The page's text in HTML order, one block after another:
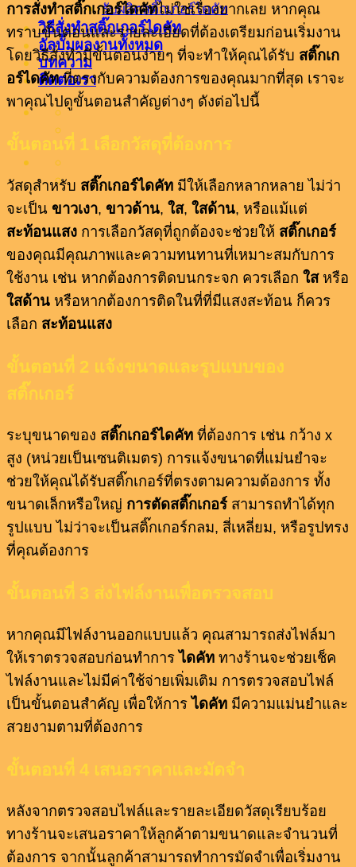
รับผลิตสติ๊กเกอร์ไดคัท
วิธีสั่งทำสติ๊กเกอร์ไดคัท
อัลบั้มผลงานทั้งหมด
บทความ
ติดต่อเรา
การสั่งทำสติ๊กเกอร์ไดคัทไม่ใช่เรื่องยากเลย หากคุณ
ทราบขั้นตอนและรายละเอียดที่ต้องเตรียมก่อนเริ่มงาน
โดยวิธีสั่งทำมีขั้นตอนง่ายๆ ที่จะทำให้คุณได้รับ สติ๊กเก
อร์ไดคัทที่ตรงกับความต้องการของคุณมากที่สุด เราจะ
พาคุณไปดูขั้นตอนสำคัญต่างๆ ดังต่อไปนี้
ขั้นตอนที่ 1 เลือกวัสดุที่ต้องการ
วัสดุสำหรับ สติ๊กเกอร์ไดคัท มีให้เลือกหลากหลาย ไม่ว่า
จะเป็น ขาวเงา, ขาวด้าน, ใส, ใสด้าน, หรือแม้แต่
สะท้อนแสง การเลือกวัสดุที่ถูกต้องจะช่วยให้ สติ๊กเกอร์
ของคุณมีคุณภาพและความทนทานที่เหมาะสมกับการ
ใช้งาน เช่น หากต้องการติดบนกระจก ควรเลือก ใสหรือ
ใสด้าน หรือหากต้องการติดในที่ที่มีแสงสะท้อน ก็ควร
เลือก สะท้อนแสง
ขั้นตอนที่ 2 แจ้งขนาดและรูปแบบของ
สติ๊กเกอร์
ระบุขนาดของ สติ๊กเกอร์ไดคัท ที่ต้องการ เช่น กว้าง x
สูง (หน่วยเป็นเซนติเมตร) การแจ้งขนาดที่แม่นยำจะ
ช่วยให้คุณได้รับสติ๊กเกอร์ที่ตรงตามความต้องการ ทั้ง
ขนาดเล็กหรือใหญ่ การตัดสติ๊กเกอร์สามารถทำได้ทุก
รูปแบบ ไม่ว่าจะเป็นสติ๊กเกอร์กลม, สี่เหลี่ยม, หรือรูปทรง
ที่คุณต้องการ
ขั้นตอนที่ 3 ส่งไฟล์งานเพื่อตรวจสอบ
หากคุณมีไฟล์งานออกแบบแล้ว คุณสามารถส่งไฟล์มา
ให้เราตรวจสอบก่อนทำการไดคัท ทางร้านจะช่วยเช็ค
ไฟล์งานและไม่มีค่าใช้จ่ายเพิ่มเติม การตรวจสอบไฟล์
เป็นขั้นตอนสำคัญ เพื่อให้การไดคัท มีความแม่นยำและ
สวยงามตามที่ต้องการ
ขั้นตอนที่ 4 เสนอราคาและมัดจำ
หลังจากตรวจสอบไฟล์และรายละเอียดวัสดุเรียบร้อย
ทางร้านจะเสนอราคาให้ลูกค้าตามขนาดและจำนวนที่
ต้องการ จากนั้นลูกค้าสามารถทำการมัดจำเพื่อเริ่มงาน